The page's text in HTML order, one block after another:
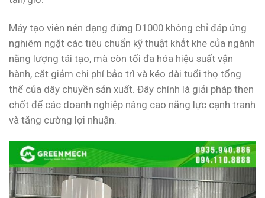
Máy tạo viên nén dạng đứng D1000 không chỉ đáp ứng
nghiêm ngặt các tiêu chuẩn kỹ thuật khắt khe của ngành
năng lượng tái tạo, mà còn tối đa hóa hiệu suất vận
hành, cắt giảm chi phí bảo trì và kéo dài tuổi thọ tổng
thể của dây chuyền sản xuất. Đây chính là giải pháp then
chốt để các doanh nghiệp nâng cao năng lực cạnh tranh
và tăng cường lợi nhuận.